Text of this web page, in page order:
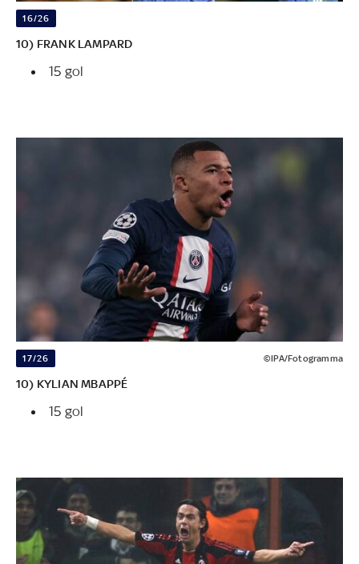
16/26
10) FRANK LAMPARD
15 gol
17/26 ©IPA/Fotogramma
10) KYLIAN MBAPPÉ
15 gol